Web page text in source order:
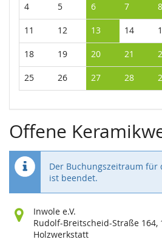
4 5 6 7 8
11 12 13 14
18 19 20 21
25 26 27 28
Offene
Der Buchungszeitraum für
ist beendet.
Wo
findet
diese
Inwole e.V.
Rudolf-Breitscheid-Straße 164,
Holzwerkstatt